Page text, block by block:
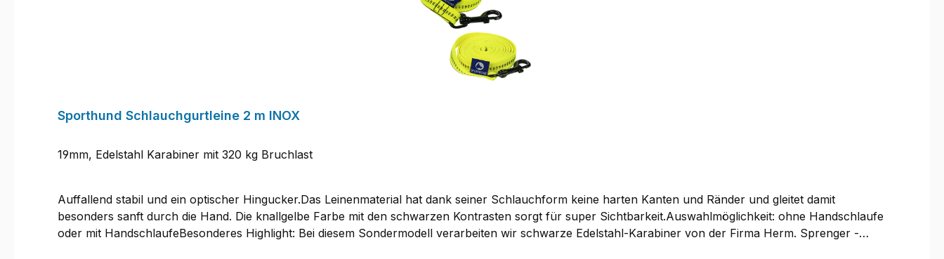
Sporthund Schlauchgurtleine 2 m INOX
19mm, Edelstahl Karabiner mit 320 kg Bruchlast
Auffallend stabil und ein optischer Hingucker.Das Leinenmaterial hat dank seiner Schlauchform keine harten Kanten und Ränder und gleitet damit
besonders sanft durch die Hand. Die knallgelbe Farbe mit den schwarzen Kontrasten sorgt für super Sichtbarkeit.Auswahlmöglichkeit: ohne Handschlaufe
oder mit HandschlaufeBesonderes Highlight: Bei diesem Sondermodell verarbeiten wir schwarze Edelstahl-Karabiner von der Firma Herm. Sprenger -